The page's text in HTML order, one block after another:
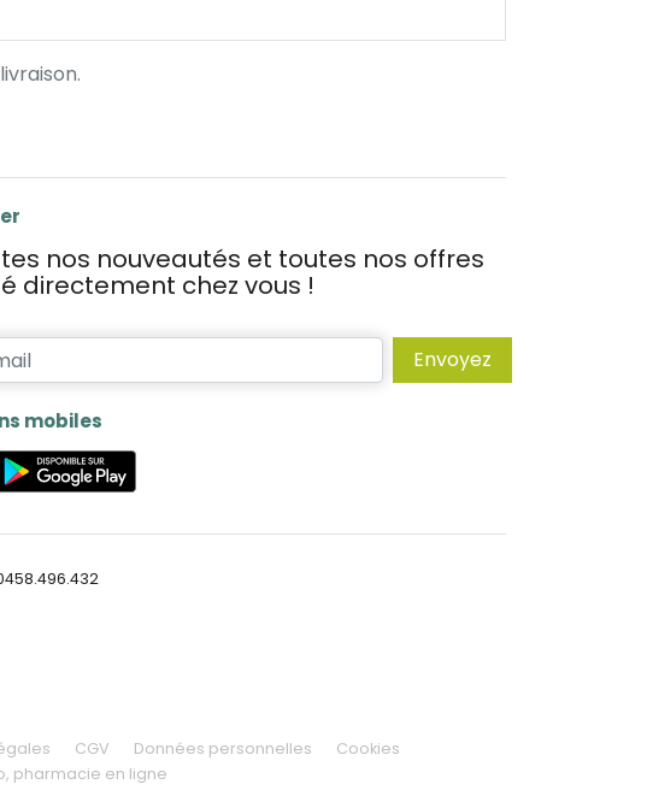
nos nouveautés et toutes nos offres
directement chez vous !
Envoyez
mobiles
CGV Données personnelles
Cookies
, pharmacie en ligne